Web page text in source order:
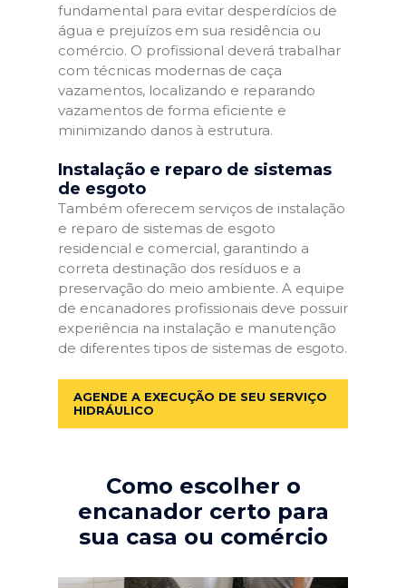
fundamental para evitar desperdícios de
água e prejuízos em sua residência ou
comércio. O profissional deverá trabalhar
com técnicas modernas de caça
vazamentos, localizando e reparando
vazamentos de forma eficiente e
minimizando danos à estrutura.
Instalação e reparo de sistemas
de esgoto
Também oferecem serviços de instalação
e reparo de sistemas de esgoto
residencial e comercial, garantindo a
correta destinação dos resíduos e a
preservação do meio ambiente. A equipe
de encanadores profissionais deve possuir
experiência na instalação e manutenção
de diferentes tipos de sistemas de esgoto.
AGENDE A EXECUÇÃO DE SEU SERVIÇO
HIDRÁULICO
Como escolher o
encanador certo para
sua casa ou comércio